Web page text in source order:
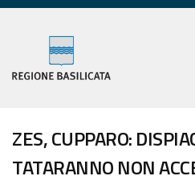
ZES, CUPPARO:
TATARANNO NON